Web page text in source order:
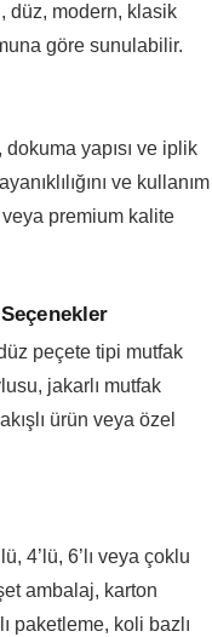
düz, modern, klasik
göre sunulabilir.
yapısı ve iplik
ve kullanım
premium kalite
peçete tipi mutfak
jakarlı mutfak
ürün veya özel
4’lü, 6’lı veya çoklu
ambalaj, karton
paketleme, koli bazlı